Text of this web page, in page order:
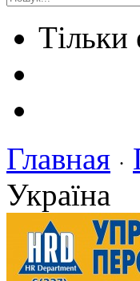
Тільки
Главная ·
Україна